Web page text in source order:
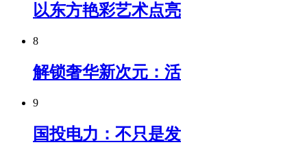
以东方艳彩艺术点亮
8
解锁奢华新次元：活
9
国投电力：不只是发